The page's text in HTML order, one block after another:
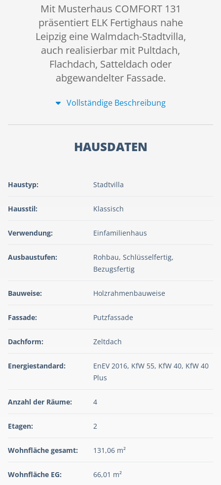
Mit Musterhaus COMFORT 131
präsentiert ELK Fertighaus nahe
Leipzig eine Walmdach-Stadtvilla,
auch realisierbar mit Pultdach,
Flachdach, Satteldach oder
abgewandelter Fassade.
Vollständige Beschreibung
HAUSDATEN
Haustyp: Stadtvilla
Hausstil: Klassisch
Verwendung: Einfamilienhaus
Ausbaustufen:
Rohbau, Schlüsselfertig,
Bezugsfertig
Bauweise: Holzrahmenbauweise
Fassade: Putzfassade
Dachform: Zeltdach
Energiestandard:
EnEV 2016, KfW 55, KfW 40, KfW 40
Plus
Anzahl der Räume: 4
Etagen: 2
Wohnfläche gesamt: 131,06 m²
Wohnfläche EG: 66,01 m²